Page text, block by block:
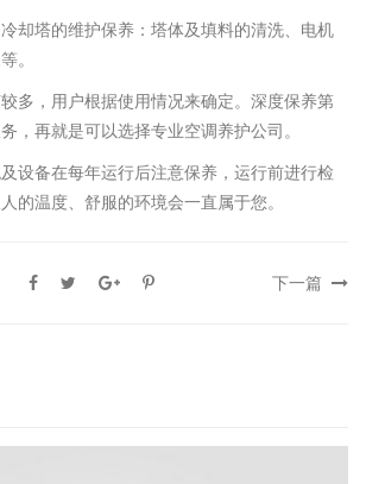
却塔的维护保养：塔体及填料的清洗、电机
。
多，用户根据使用情况来确定。深度保养第
，再就是可以选择专业空调养护公司。
设备在每年运行后注意保养，运行前进行检
的温度、舒服的环境会一直属于您。
下一篇